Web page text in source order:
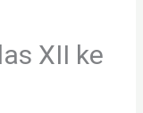
XII ke